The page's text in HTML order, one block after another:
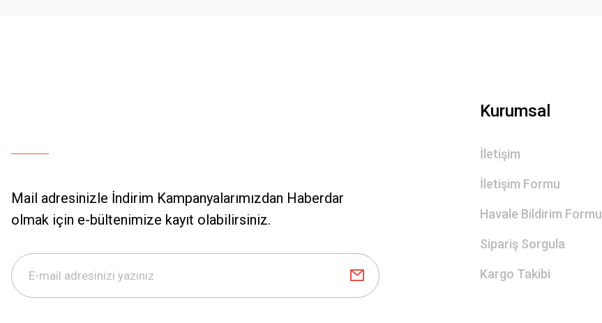
Mail adresinizle İndirim Kampanyalarımızdan Haberdar
olmak için e-bültenimize kayıt olabilirsiniz.
Kurumsal
İletişim
İletişim Formu
Havale Bildirim Formu
Sipariş Sorgula
Kargo Takibi